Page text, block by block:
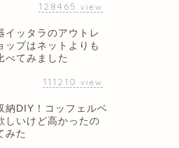
128465 view
イッタラのアウトレ
ップはネットよりも
べてみました
111210 view
納DIY！コッフェルベ
しいけど高かったの
みた